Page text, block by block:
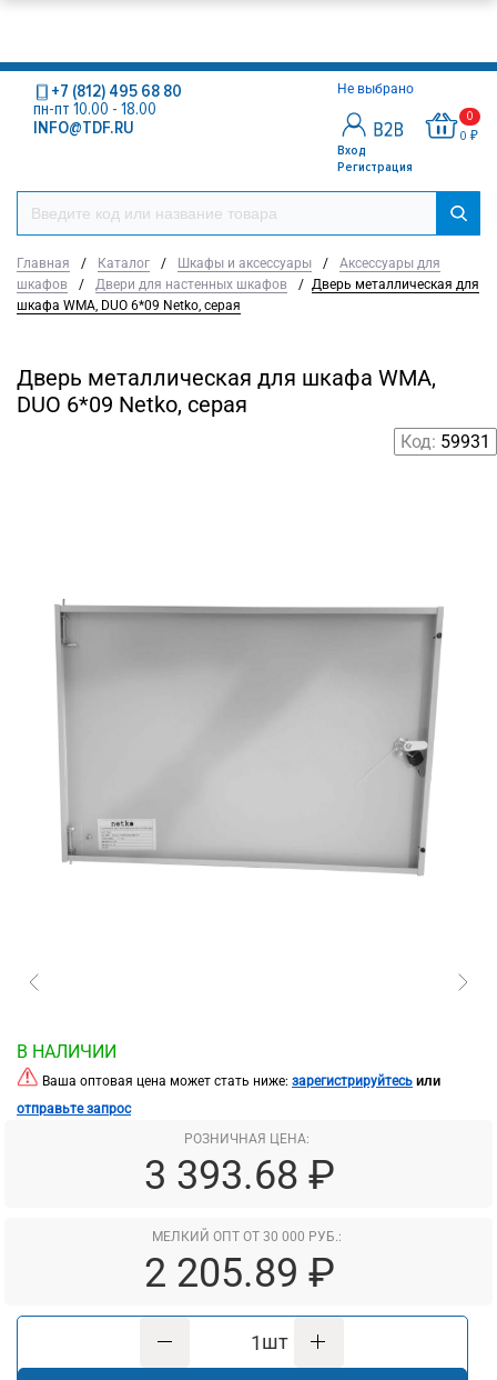
Не выбрано
Вход
Регистрация
0
0 ₽
+7 (812) 495 68 80
пн-пт 10.00 - 18.00
INFO@TDF.RU
Главная / Каталог / Шкафы и аксессуары /
Аксессуары для
шкафов
/ Двери для настенных шкафов / Дверь металлическая для
шкафа WMA, DUO 6*09 Netko, серая
Дверь металлическая для шкафа WMA,
DUO 6*09 Netko, серая
Код: 59931
В НАЛИЧИИ
Ваша оптовая цена может стать ниже: зарегистрируйтесь или
отправьте запрос
РОЗНИЧНАЯ ЦЕНА:
3 393.68 ₽
МЕЛКИЙ ОПТ ОТ 30 000 РУБ.:
2 205.89 ₽
шт